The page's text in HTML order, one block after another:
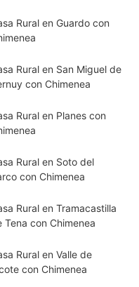
Rural en Guardo con
Rural en San Miguel de
con Chimenea
Rural en Planes con
Rural en Soto del
con Chimenea
Rural en Tramacastilla
Tena con Chimenea
Rural en Valle de
con Chimenea